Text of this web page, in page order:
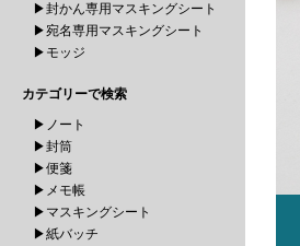
▶封かん専用マスキングシート
▶宛名専用マスキングシート
▶モッジ
カテゴリーで検索
▶ノート
▶封筒
▶便箋
▶メモ帳
▶マスキングシート
▶紙バッチ